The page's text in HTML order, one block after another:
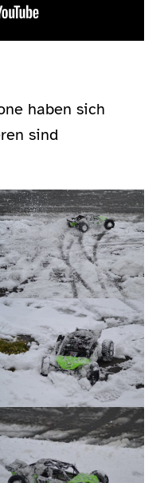
haben sich
sind